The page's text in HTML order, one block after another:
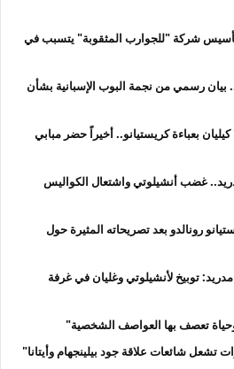
تأسيس شركة "للجوارب المثقوبة" يتسبب في
خلال 17 يومًا".. بيان رسمي من نجمة البوب الإسبانية بشأن
بعباءة كريستيانو.. أخيراً حضر مبابي
غضب أنشيلوتي واشتعال الكواليس
رونالدو بعد تصريحاته المثيرة حول
توبيخ لأنشيلوتي وغليان في غرفة